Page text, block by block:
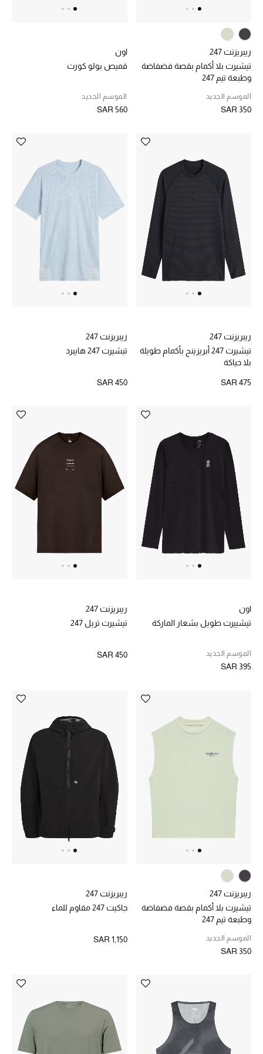
ركن الفخامة
جميع الملابس النسائية
جميع الأحذية النسائية
موضة نسائية
تسوقوا للنساء
الحقائب
دليل ملتزمات الحقائب
حقائب رجالية
أبرز المصممين
دليل ملتزمات الحقائب
أبرز الحقائب
تسوقوا الحقائب
أمنيات تتلألأ مع النجوم
تشكيلة الأحذية
أحذية للأطفال
أبرز المصممين
تشكيلة الأحذية
أحذية مختارة
جميع مستحضرات الجمال
الجديد في عالم الجمال
مكتشف العطور
ريبريزنت 247
تيشيرت بلا أكمام بقصة فضفاضة
وطبعة تيم 247
الموسم الجديد
SAR 350
اون
قميص بولو كورت
الموسم الجديد
SAR 560
ريبريزنت 247
تيشيرت 247 أبريزينج بأكمام طويلة
بلا حياكة
SAR 475
ريبريزنت 247
تيشيرت 247 هايبرد
SAR 450
اون
تيشييرت طويل بشعار الماركة
الموسم الجديد
SAR 395
ريبريزنت 247
تيشيرت تريل 247
SAR 450
ريبريزنت 247
تيشيرت بلا أكمام بقصة فضفاضة
وطبعة تيم 247
الموسم الجديد
SAR 350
ريبريزنت 247
جاكيت 247 مقاوم للماء
SAR 1,150